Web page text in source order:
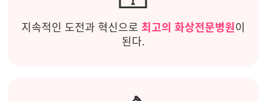
지속적인 도전과 혁신으로 최고의 화상전문병원 이
된다.